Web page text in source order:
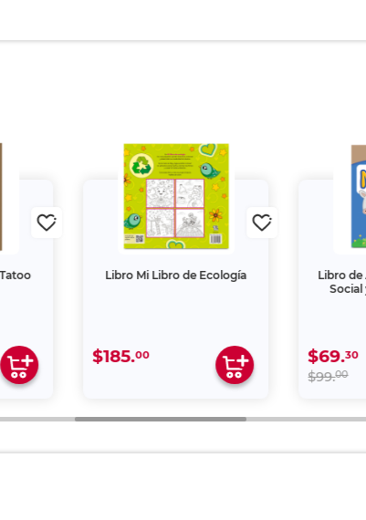
Libro Mi Libro de Ecología
$185.00
Libro de
Social
$69.30
$99.00